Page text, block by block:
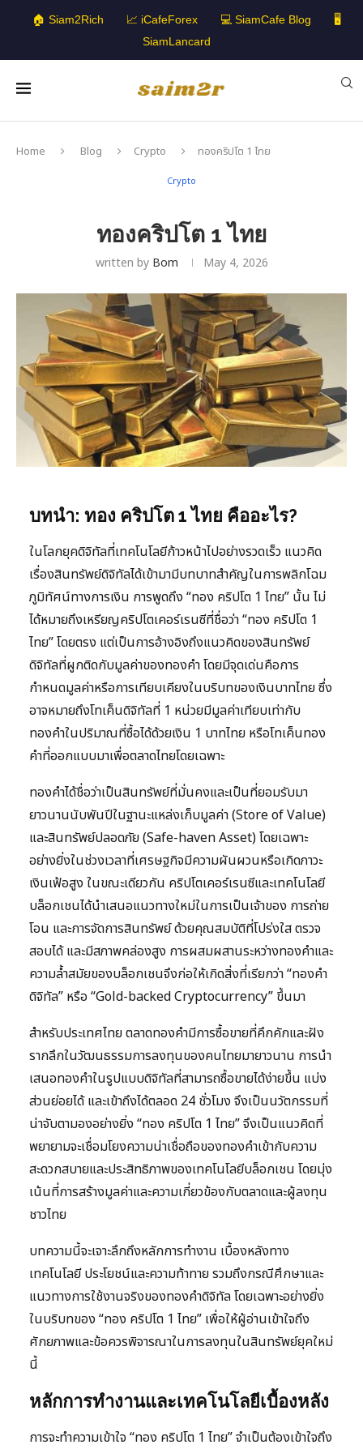
🏠 Siam2Rich 📈 iCafeForex 💻 SiamCafe Blog
🖥️
SiamLancard
Home Blog Crypto ทองคริปโต 1 ไทย
Crypto
ทองคริปโต 1 ไทย
written by Bom May 4, 2026
บทนำ: ทอง คริปโต 1 ไทย คืออะไร?
ในโลกยุคดิจิทัลที่เทคโนโลยีก้าวหน้าไปอย่างรวดเร็ว แนวคิด
เรื่องสินทรัพย์ดิจิทัลได้เข้ามามีบทบาทสำคัญในการพลิกโฉม
ภูมิทัศน์ทางการเงิน การพูดถึง “ทอง คริปโต 1 ไทย” นั้น ไม่
ได้หมายถึงเหรียญคริปโตเคอร์เรนซีที่ชื่อว่า “ทอง คริปโต 1
ไทย” โดยตรง แต่เป็นการอ้างอิงถึงแนวคิดของสินทรัพย์
ดิจิทัลที่ผูกติดกับมูลค่าของทองคำ โดยมีจุดเด่นคือการ
กำหนดมูลค่าหรือการเทียบเคียงในบริบทของเงินบาทไทย ซึ่ง
อาจหมายถึงโทเค็นดิจิทัลที่ 1 หน่วยมีมูลค่าเทียบเท่ากับ
ทองคำในปริมาณที่ซื้อได้ด้วยเงิน 1 บาทไทย หรือโทเค็นทอง
คำที่ออกแบบมาเพื่อตลาดไทยโดยเฉพาะ
ทองคำได้ชื่อว่าเป็นสินทรัพย์ที่มั่นคงและเป็นที่ยอมรับมา
ยาวนานนับพันปีในฐานะแหล่งเก็บมูลค่า (Store of Value)
และสินทรัพย์ปลอดภัย (Safe-haven Asset) โดยเฉพาะ
อย่างยิ่งในช่วงเวลาที่เศรษฐกิจมีความผันผวนหรือเกิดภาวะ
เงินเฟ้อสูง ในขณะเดียวกัน คริปโตเคอร์เรนซีและเทคโนโลยี
บล็อกเชนได้นำเสนอแนวทางใหม่ในการเป็นเจ้าของ การถ่าย
โอน และการจัดการสินทรัพย์ ด้วยคุณสมบัติที่โปร่งใส ตรวจ
สอบได้ และมีสภาพคล่องสูง การผสมผสานระหว่างทองคำและ
ความล้ำสมัยของบล็อกเชนจึงก่อให้เกิดสิ่งที่เรียกว่า “ทองคำ
ดิจิทัล” หรือ “Gold-backed Cryptocurrency” ขึ้นมา
สำหรับประเทศไทย ตลาดทองคำมีการซื้อขายที่คึกคักและฝัง
รากลึกในวัฒนธรรมการลงทุนของคนไทยมายาวนาน การนำ
เสนอทองคำในรูปแบบดิจิทัลที่สามารถซื้อขายได้ง่ายขึ้น แบ่ง
ส่วนย่อยได้ และเข้าถึงได้ตลอด 24 ชั่วโมง จึงเป็นนวัตกรรมที่
น่าจับตามองอย่างยิ่ง “ทอง คริปโต 1 ไทย” จึงเป็นแนวคิดที่
พยายามจะเชื่อมโยงความน่าเชื่อถือของทองคำเข้ากับความ
สะดวกสบายและประสิทธิภาพของเทคโนโลยีบล็อกเชน โดยมุ่ง
เน้นที่การสร้างมูลค่าและความเกี่ยวข้องกับตลาดและผู้ลงทุน
ชาวไทย
บทความนี้จะเจาะลึกถึงหลักการทำงาน เบื้องหลังทาง
เทคโนโลยี ประโยชน์และความท้าทาย รวมถึงกรณีศึกษาและ
แนวทางการใช้งานจริงของทองคำดิจิทัล โดยเฉพาะอย่างยิ่ง
ในบริบทของ “ทอง คริปโต 1 ไทย” เพื่อให้ผู้อ่านเข้าใจถึง
ศักยภาพและข้อควรพิจารณาในการลงทุนในสินทรัพย์ยุคใหม่
นี้
หลักการทำงานและเทคโนโลยีเบื้องหลัง
การจะทำความเข้าใจ “ทอง คริปโต 1 ไทย” จำเป็นต้องเข้าใจถึง